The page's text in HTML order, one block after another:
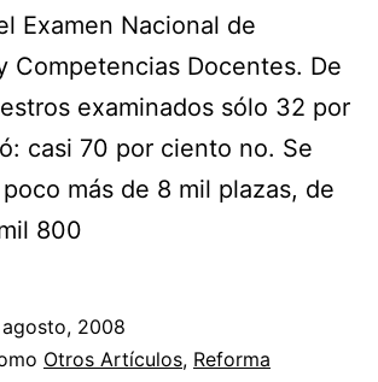
Examen Nacional de
Competencias Docentes. De
examinados sólo 32 por
casi 70 por ciento no. Se
más de 8 mil plazas, de
800
2008
Otros Artículos, Reforma